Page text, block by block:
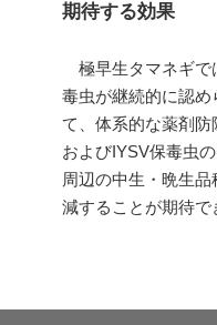
期待する効果
極早生タマネギで
毒虫が継続的に認
て、体系的な薬剤
およびIYSV保毒虫
周辺の中生・晩生品
減することが期待で